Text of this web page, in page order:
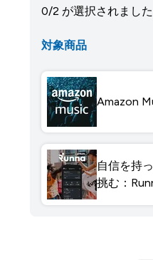
0/2 が選択されました
対象商品
Amazon
自信を持
挑む：